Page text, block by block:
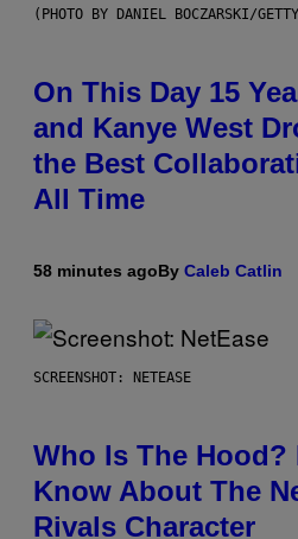
(PHOTO BY DANIEL BOCZARSKI/
On This Day 15
and Kanye West
the Best
All Time
58 minutes agoBy Caleb Catlin
SCREENSHOT: NETEASE
Who Is The Hood?
Know About The
Rivals Character